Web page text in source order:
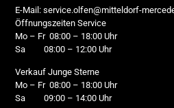
E-Mail: service.olfen@mitteldorf-
Öffnungszeiten Service
Mo – Fr 08:00 – 18:00 Uhr
Sa 08:00 – 12:00 Uhr
Verkauf Junge Sterne
Mo – Fr 08:00 – 18:00 Uhr
Sa 09:00 – 14:00 Uhr